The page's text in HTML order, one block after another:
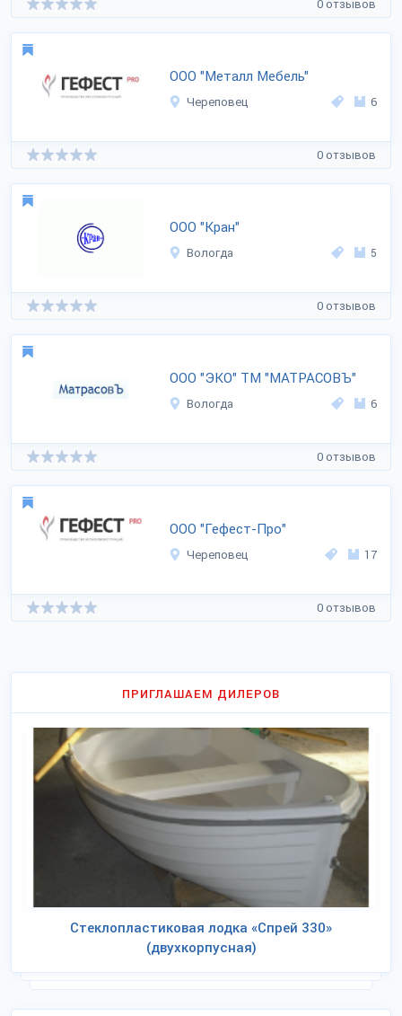
0 отзывов
ООО "Металл Мебель"
Череповец 6
0 отзывов
ООО "Кран"
Вологда 5
0 отзывов
ООО "ЭКО" ТМ "МАТРАСОВЪ"
Вологда 6
0 отзывов
ООО "Гефест-Про"
Череповец 17
0 отзывов
ПРИГЛАШАЕМ ДИЛЕРОВ
Стеклопластиковая лодка «Спрей 330»
(двухкорпусная)